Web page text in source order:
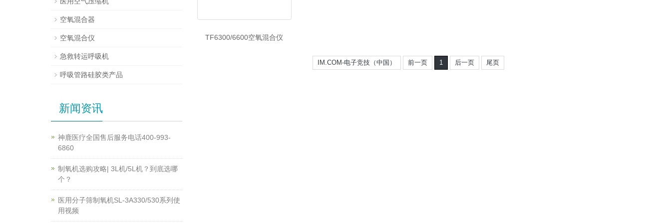
TF6300/6600空氧混合仪
IM.COM-电子竞技（中国） 前一页 1 后一页 尾页
空氧混合器
空氧混合仪
急救转运呼吸机
呼吸管路硅胶类产品
新闻资讯
神鹿医疗全国售后服务电话400-993-
6860
制氧机选购攻略| 3L机/5L机？到底选哪
个？
医用分子筛制氧机SL-3A330/530系列使
用视频